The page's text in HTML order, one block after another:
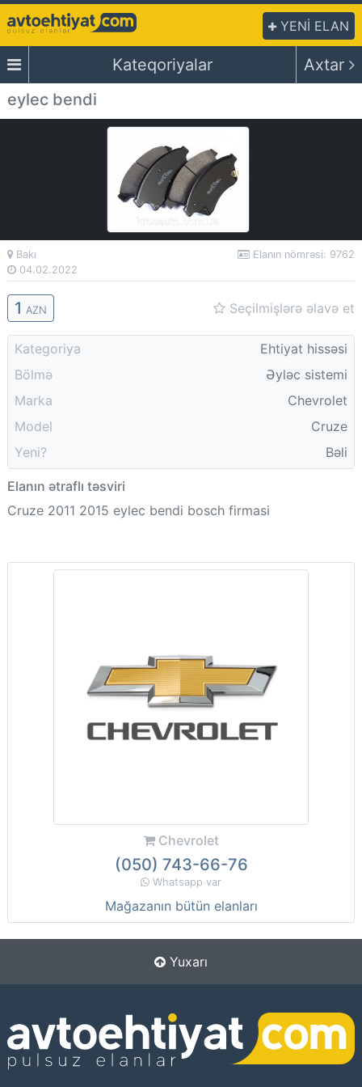
YENİ ELAN
Kateqoriyalar
Axtar
eylec bendi
Bakı
04.02.2022
Elanın nömrəsi: 9762
1 AZN Seçilmişlərə əlavə et
Kategoriya
Ehtiyat hissəsi
Bölmə
Əyləc sistemi
Marka
Chevrolet
Model
Cruze
Yeni?
Bəli
Elanın ətraflı təsviri
Cruze 2011 2015 eylec bendi bosch firmasi
Chevrolet
(050) 743-66-76
Whatsapp var
Mağazanın bütün elanları
Yuxarı